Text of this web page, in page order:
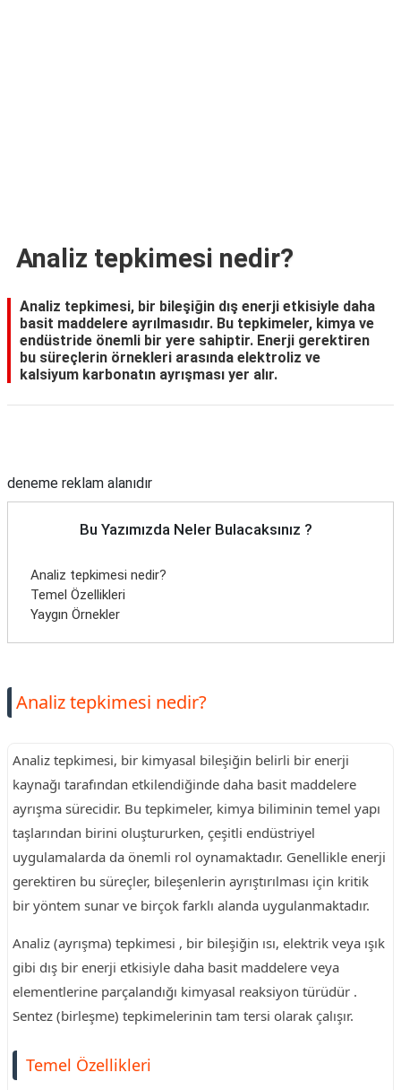
Analiz tepkimesi nedir?
Analiz tepkimesi, bir bileşiğin dış enerji etkisiyle daha
basit maddelere ayrılmasıdır. Bu tepkimeler, kimya ve
endüstride önemli bir yere sahiptir. Enerji gerektiren
bu süreçlerin örnekleri arasında elektroliz ve
kalsiyum karbonatın ayrışması yer alır.
deneme reklam alanıdır
Bu Yazımızda Neler Bulacaksınız ?
Analiz tepkimesi nedir?
Temel Özellikleri
Yaygın Örnekler
Analiz tepkimesi nedir?
Analiz tepkimesi, bir kimyasal bileşiğin belirli bir enerji
kaynağı tarafından etkilendiğinde daha basit maddelere
ayrışma sürecidir. Bu tepkimeler, kimya biliminin temel yapı
taşlarından birini oluştururken, çeşitli endüstriyel
uygulamalarda da önemli rol oynamaktadır. Genellikle enerji
gerektiren bu süreçler, bileşenlerin ayrıştırılması için kritik
bir yöntem sunar ve birçok farklı alanda uygulanmaktadır.
Analiz (ayrışma) tepkimesi , bir bileşiğin ısı, elektrik veya ışık
gibi dış bir enerji etkisiyle daha basit maddelere veya
elementlerine parçalandığı kimyasal reaksiyon türüdür .
Sentez (birleşme) tepkimelerinin tam tersi olarak çalışır.
Temel Özellikleri